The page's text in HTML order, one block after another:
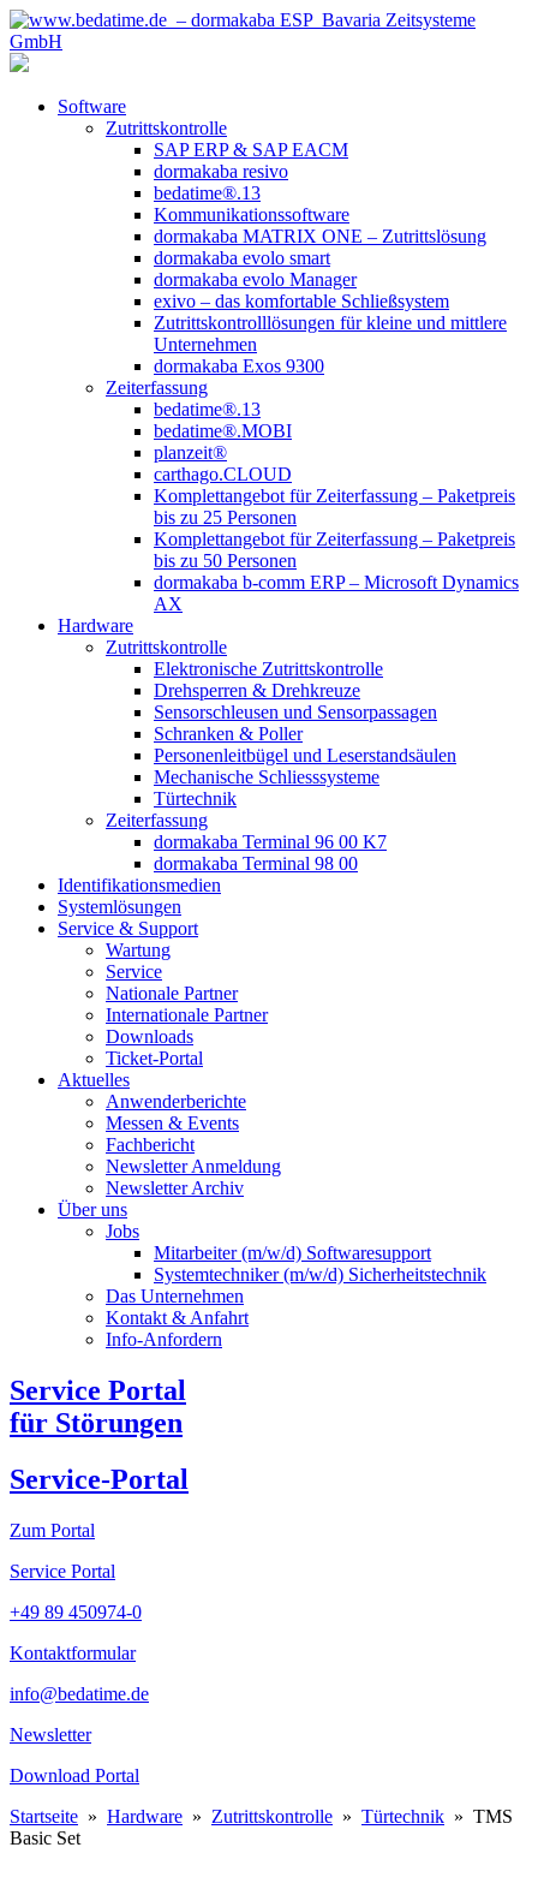
Software
Zutrittskontrolle
SAP ERP & SAP EACM
dormakaba resivo
bedatime®.13
Kommunikationssoftware
dormakaba MATRIX ONE – Zutrittslösung
dormakaba evolo smart
dormakaba evolo Manager
exivo – das komfortable Schließsystem
Zutrittskontrolllösungen für kleine und mittlere
Unternehmen
dormakaba Exos 9300
Zeiterfassung
bedatime®.13
bedatime®.MOBI
planzeit®
carthago.CLOUD
Komplettangebot für Zeiterfassung – Paketpreis
bis zu 25 Personen
Komplettangebot für Zeiterfassung – Paketpreis
bis zu 50 Personen
dormakaba b-comm ERP – Microsoft Dynamics
AX
Hardware
Zutrittskontrolle
Elektronische Zutrittskontrolle
Drehsperren & Drehkreuze
Sensorschleusen und Sensorpassagen
Schranken & Poller
Personenleitbügel und Leserstandsäulen
Mechanische Schliess­systeme
Türtechnik
Zeiterfassung
dormakaba Terminal 96 00 K7
dormakaba Terminal 98 00
Identifikations­medien
Systemlösungen
Service & Support
Wartung
Service
Nationale Partner
Internationale Partner
Downloads
Ticket-Portal
Aktuelles
Anwenderberichte
Messen & Events
Fachbericht
Newsletter Anmeldung
Newsletter Archiv​
Über uns
Jobs
Mitarbeiter (m/w/d) Softwaresupport
Systemtechniker (m/w/d) Sicherheitstechnik
Das Unternehmen
Kontakt & Anfahrt
Info-Anfordern
Service Portal
für Störungen
Service-Portal
Zum Portal
Service Portal
+49 89 450974-0
Kontaktformular
info@bedatime.de
Newsletter
Download Portal
Startseite » Hardware » Zutrittskontrolle » Türtechnik » TMS
Basic Set